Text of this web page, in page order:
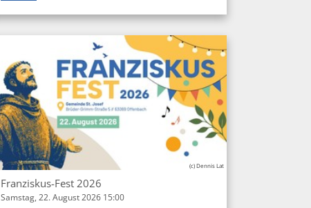
(c) Dennis Lat
Franziskus-Fest 2026
Samstag, 22. August 2026 15:00